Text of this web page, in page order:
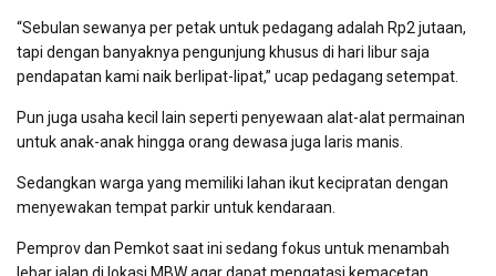
“Sebulan sewanya per petak untuk pedagang adalah Rp2 jutaan,
tapi dengan banyaknya pengunjung khusus di hari libur saja
pendapatan kami naik berlipat-lipat,” ucap pedagang setempat.
Pun juga usaha kecil lain seperti penyewaan alat-alat permainan
untuk anak-anak hingga orang dewasa juga laris manis.
Sedangkan warga yang memiliki lahan ikut kecipratan dengan
menyewakan tempat parkir untuk kendaraan.
Pemprov dan Pemkot saat ini sedang fokus untuk menambah